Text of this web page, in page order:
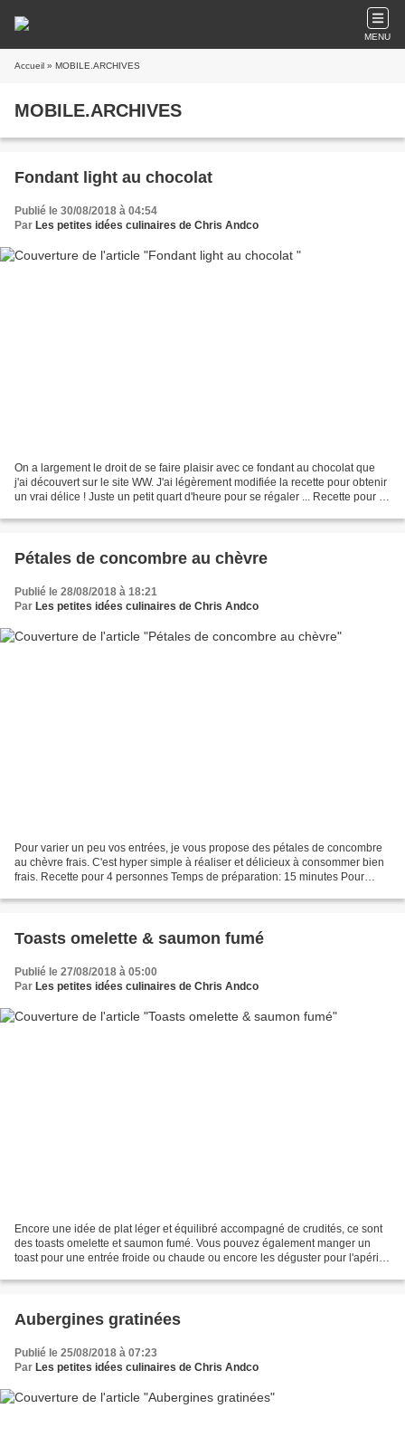
MENU
Accueil » MOBILE.ARCHIVES
MOBILE.ARCHIVES
Fondant light au chocolat
Publié le 30/08/2018 à 04:54
Par Les petites idées culinaires de Chris Andco
On a largement le droit de se faire plaisir avec ce fondant au chocolat que
j'ai découvert sur le site WW. J'ai légèrement modifiée la recette pour obtenir
un vrai délice ! Juste un petit quart d'heure pour se régaler ... Recette pour 2
Pétales de concombre au chèvre
Publié le 28/08/2018 à 18:21
Par Les petites idées culinaires de Chris Andco
Pour varier un peu vos entrées, je vous propose des pétales de concombre
au chèvre frais. C'est hyper simple à réaliser et délicieux à consommer bien
frais. Recette pour 4 personnes Temps de préparation: 15 minutes Pour
Toasts omelette & saumon fumé
Publié le 27/08/2018 à 05:00
Par Les petites idées culinaires de Chris Andco
Encore une idée de plat léger et équilibré accompagné de crudités, ce sont
des toasts omelette et saumon fumé. Vous pouvez également manger un
toast pour une entrée froide ou chaude ou encore les déguster pour l'apéritif
Aubergines gratinées
Publié le 25/08/2018 à 07:23
Par Les petites idées culinaires de Chris Andco